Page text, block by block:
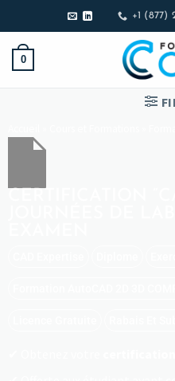
+1 (877)
0